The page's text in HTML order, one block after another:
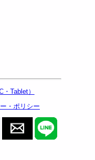
Tablet）
・ポリシー